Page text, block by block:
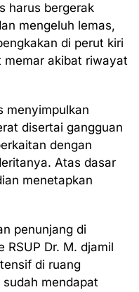
harus bergerak
mengeluh lemas,
di perut kiri
memar akibat riwayat
menyimpulkan
disertai gangguan
dengan
Atas dasar
menetapkan
penunjang di
RSUP Dr. M. djamil
di ruang
mendapat